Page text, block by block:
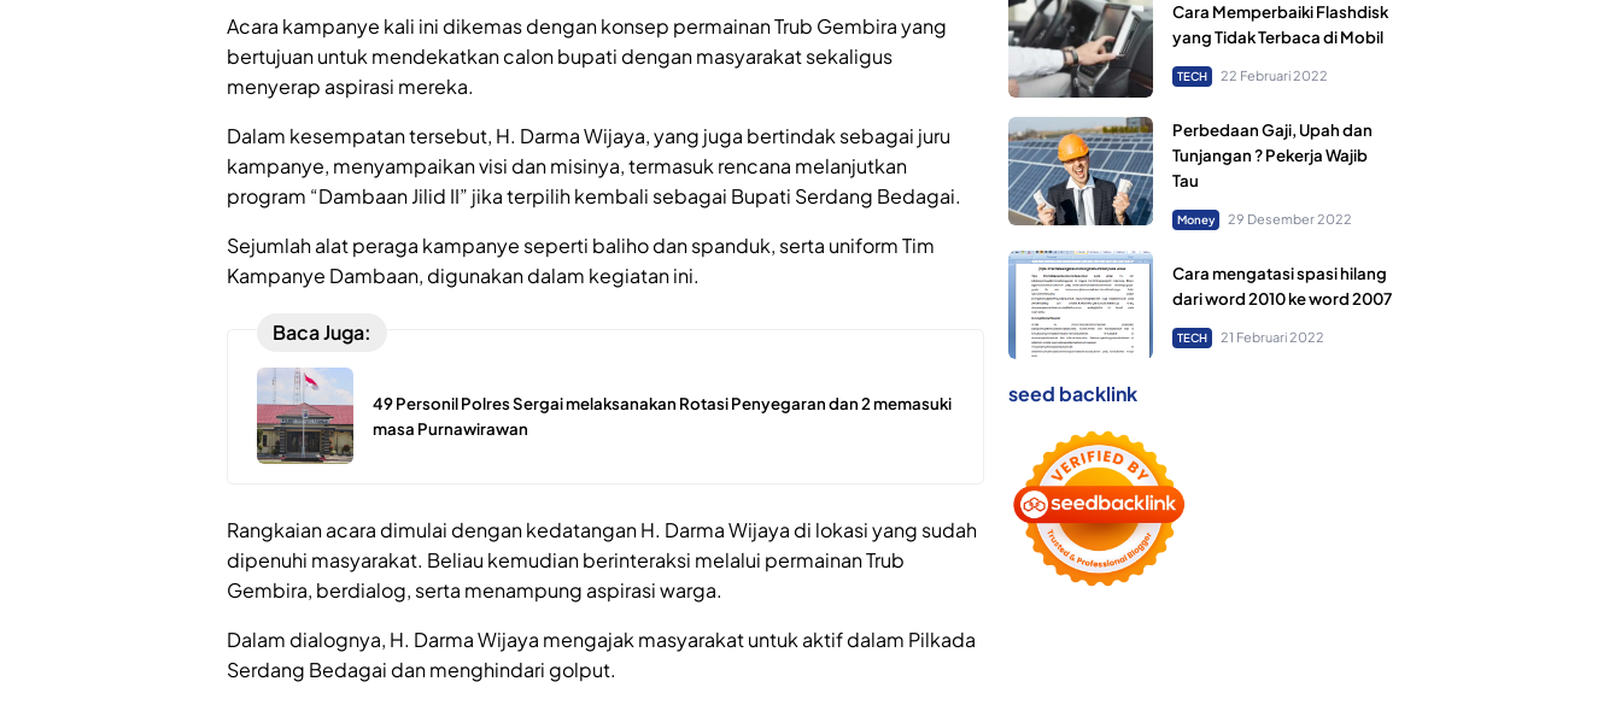
Acara kampanye kali ini dikemas dengan konsep permainan Trub Gembira yang
bertujuan untuk mendekatkan calon bupati dengan masyarakat sekaligus
menyerap aspirasi mereka.
Dalam kesempatan tersebut, H. Darma Wijaya, yang juga bertindak sebagai juru
kampanye, menyampaikan visi dan misinya, termasuk rencana melanjutkan
program “Dambaan Jilid II” jika terpilih kembali sebagai Bupati Serdang Bedagai.
Sejumlah alat peraga kampanye seperti baliho dan spanduk, serta uniform Tim
Kampanye Dambaan, digunakan dalam kegiatan ini.
Baca Juga:
49 Personil Polres Sergai melaksanakan Rotasi Penyegaran dan 2 memasuki
masa Purnawirawan
Rangkaian acara dimulai dengan kedatangan H. Darma Wijaya di lokasi yang sudah
dipenuhi masyarakat. Beliau kemudian berinteraksi melalui permainan Trub
Gembira, berdialog, serta menampung aspirasi warga.
Dalam dialognya, H. Darma Wijaya mengajak masyarakat untuk aktif dalam Pilkada
Serdang Bedagai dan menghindari golput.
Cara Memperbaiki Flashdisk
yang Tidak Terbaca di Mobil
TECH 22 Februari 2022
Perbedaan Gaji, Upah dan
Tunjangan ? Pekerja Wajib
Tau
Money 29 Desember 2022
Cara mengatasi spasi hilang
dari word 2010 ke word 2007
TECH 21 Februari 2022
seed backlink